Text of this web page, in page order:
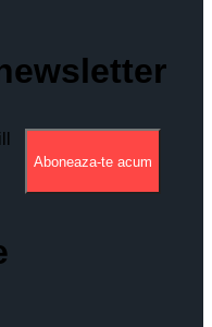
Aboneaza-te acum